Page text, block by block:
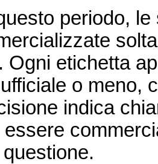
periodo, le
Ogni etichetta
o meno,
indica